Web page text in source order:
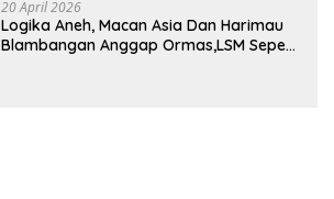
20 April 2026
Logika Aneh, Macan Asia Dan Harimau
Blambangan Anggap Ormas,LSM Seperti